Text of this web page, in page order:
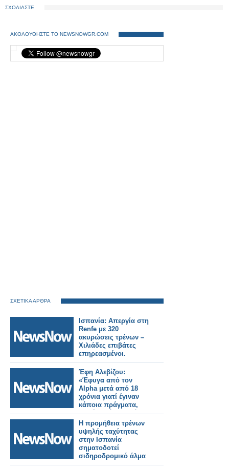
ΣΧΟΛΙΑΣΤΕ
ΑΚΟΛΟΥΘΗΣΤΕ ΤΟ NEWSNOWGR.COM
ΣΧΕΤΙΚΑ ΑΡΘΡΑ
Ισπανία: Απεργία στη
Renfe με 320
ακυρώσεις τρένων –
Χιλιάδες επιβάτες
επηρεασμένοι.
Έφη Αλεβίζου:
«Έφυγα από τον
Alpha μετά από 18
χρόνια γιατί έγιναν
κάποια πράγματα,
δεν ήταν όλα καλά»
Η προμήθεια τρένων
υψηλής ταχύτητας
στην Ισπανία
σηματοδοτεί
σιδηροδρομικό άλμα